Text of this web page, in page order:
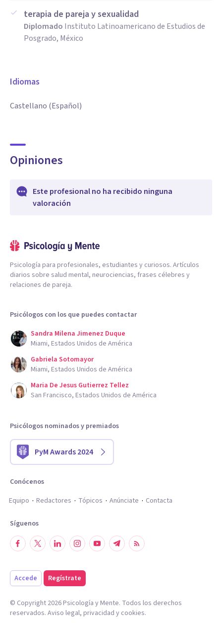
terapia de pareja y sexualidad
Diplomado Instituto Latinoamericano de Estudios de
Posgrado, México
Idiomas
Castellano (Español)
Opiniones
Este profesional no ha recibido ninguna
valoración
Psicología para profesionales, estudiantes y curiosos. Artículos
diarios sobre salud mental, neurociencias, frases célebres y
relaciones de pareja.
Psicólogos con los que puedes contactar
Sandra Milena Jimenez Duque
Miami, Estados Unidos de América
Gabriela Sotomayor
Miami, Estados Unidos de América
Maria De Jesus Gutierrez Tellez
San Francisco, Estados Unidos de América
Psicólogos nominados y premiados
PyM Awards 2024
Conócenos
Equipo
Redactores Tópicos Anúnciate Contacta
Síguenos
Accede Regístrate
© Copyright 2026Psicología y Mente. Todos los derechos
reservados. Aviso legal, privacidad y cookies.